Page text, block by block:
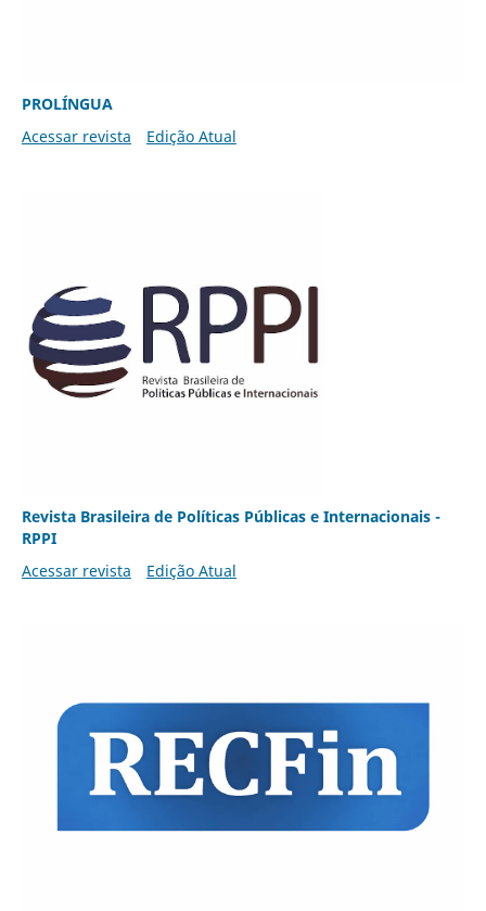
PROLÍNGUA
Acessar revista
Edição Atual
Revista Brasileira de Políticas Públicas e Internacionais -
RPPI
Acessar revista
Edição Atual